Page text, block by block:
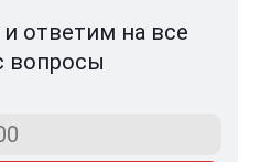
ответим на все
вопросы